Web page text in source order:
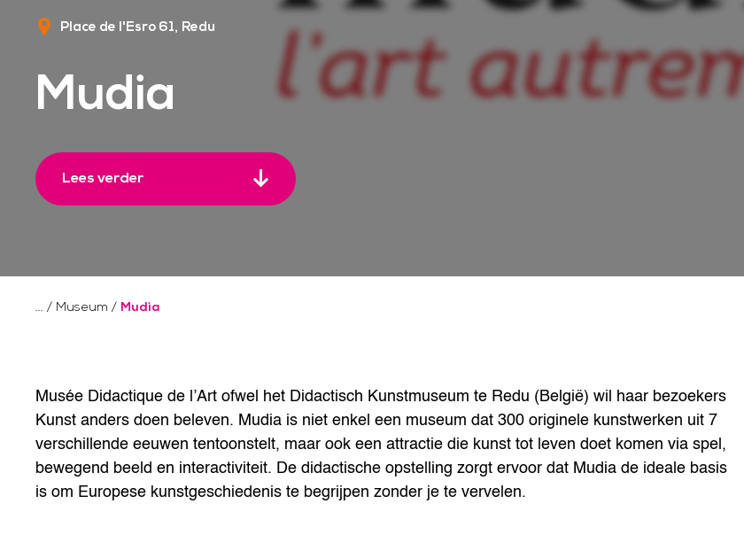
Place de l'Esro 61 Redu
Mudia
Lees verder
/ Museum / Mudia
Musée Didactique de l’Art ofwel het Didactisch Kunstmuseum te Redu (België) wil haar bezoekers
Kunst anders doen beleven. Mudia is niet enkel een museum dat 300 originele kunstwerken uit 7
verschillende eeuwen tentoonstelt, maar ook een attractie die kunst tot leven doet komen via spel,
bewegend beeld en interactiviteit. De didactische opstelling zorgt ervoor dat Mudia de ideale basis
is om Europese kunstgeschiedenis te begrijpen zonder je te vervelen.